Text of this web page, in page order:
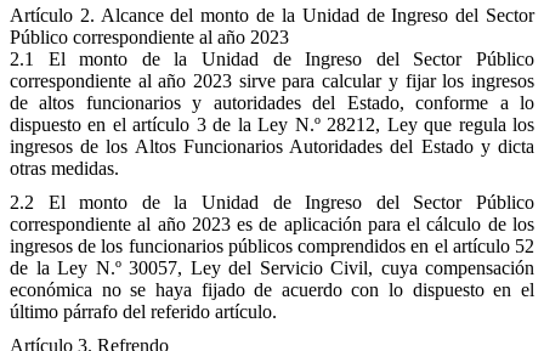
Artículo 2. Alcance del monto de la Unidad de Ingreso del Sector
Público correspondiente al año 2023
2.1 El monto de la Unidad de Ingreso del Sector Público
correspondiente al año 2023 sirve para calcular y fijar los ingresos
de altos funcionarios y autoridades del Estado, conforme a lo
dispuesto en el artículo 3 de la Ley N.º 28212, Ley que regula los
ingresos de los Altos Funcionarios Autoridades del Estado y dicta
otras medidas.
2.2 El monto de la Unidad de Ingreso del Sector Público
correspondiente al año 2023 es de aplicación para el cálculo de los
ingresos de los funcionarios públicos comprendidos en el artículo 52
de la Ley N.º 30057, Ley del Servicio Civil, cuya compensación
económica no se haya fijado de acuerdo con lo dispuesto en el
último párrafo del referido artículo.
Artículo 3. Refrendo